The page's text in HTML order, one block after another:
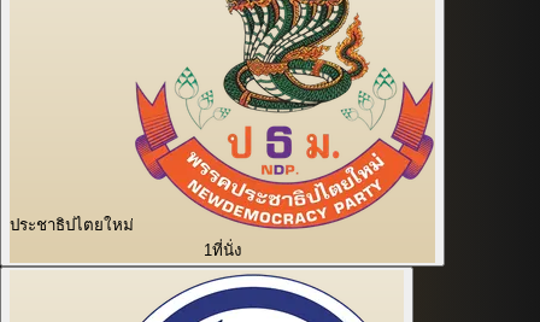
ประชาธิปไตยใหม่
1ที่นั่ง